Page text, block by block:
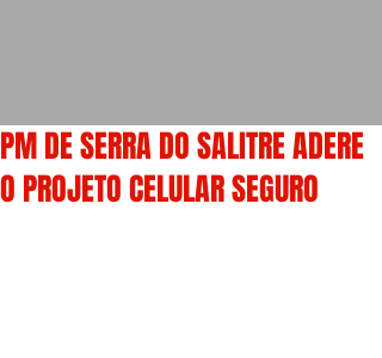
PM DE SERRA DO SALITRE ADERE
O PROJETO CELULAR SEGURO